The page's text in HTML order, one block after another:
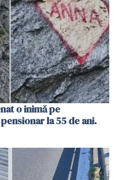
o inimă pe
la 55 de ani.